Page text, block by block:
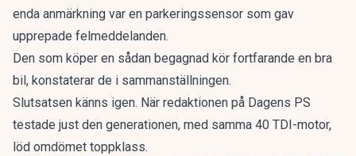
enda anmärkning var en parkeringssensor som gav
upprepade felmeddelanden.
Den som köper en sådan begagnad kör fortfarande en bra
bil, konstaterar de i sammanställningen.
Slutsatsen känns igen. När redaktionen på Dagens PS
testade just den generationen, med samma 40 TDI-motor,
löd omdömet toppklass.